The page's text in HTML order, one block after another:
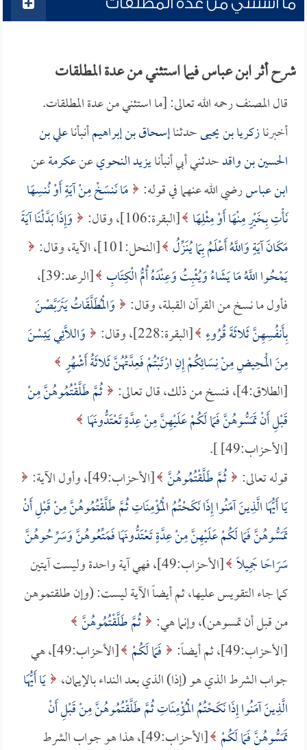
شرح أثر ابن عباس فيما استثني من عدة المطلقات
قال المصنف رحمه الله تعالى: [ما استثني من عدة المطلقات.
أخبرنازكريا بن يحيىحدثناإسحاق بن إبراهيمأنبأناعلي بن
الحسين بن واقدحدثني أبي أنبأنايزيد النحويعنعكرمةعن
ابن عباسرضي الله عنهما في قوله: مَا نَنسَخْ مِنْ آيَةٍ أَوْ نُنسِهَا
نَأْتِ بِخَيْرٍ مِنْهَا أَوْ مِثْلِهَا [البقرة:106]، وقال:
وَإِذَا بَدَّلْنَا آيَةً
مَكَانَ آيَةٍ وَاللَّهُ أَعْلَمُ بِمَا يُنَزِّلُ [النحل:101]، الآية، وقال:
يَمْحُوا اللَّهُ مَا يَشَاءُ وَيُثْبِتُ وَعِنْدَهُ أُمُّ الْكِتَابِ
[الرعد:39]،
فأول ما نسخ من القرآن القبلة، وقال:
وَالْمُطَلَّقَاتُ يَتَرَبَّصْنَ
بِأَنفُسِهِنَّ ثَلاثَةَ قُرُوءٍ [البقرة:228]، وقال:
وَاللَّائِي يَئِسْنَ
مِنَ الْمَحِيضِ مِنْ نِسَائِكُمْ إِنِ ارْتَبْتُمْ فَعِدَّتُهُنَّ ثَلاثَةُ أَشْهُرٍ
[الطلاق:4]، فنسخ من ذلك، قال تعالى:
ثُمَّ طَلَّقْتُمُوهُنَّ مِنْ
قَبْلِ أَنْ تَمَسُّوهُنَّ فَمَا لَكُمْ عَلَيْهِنَّ مِنْ عِدَّةٍ تَعْتَدُّونَهَا
[الأحزاب:49] ].
قوله تعالى: ثُمَّ طَلَّقْتُمُوهُنَّ [الأحزاب:49]، وأول الآية:
يَا أَيُّهَا الَّذِينَ آمَنُوا إِذَا نَكَحْتُمُ الْمُؤْمِنَاتِ ثُمَّ طَلَّقْتُمُوهُنَّ مِنْ قَبْلِ أَنْ
تَمَسُّوهُنَّ فَمَا لَكُمْ عَلَيْهِنَّ مِنْ عِدَّةٍ تَعْتَدُّونَهَا فَمَتِّعُوهُنَّ وَسَرِّحُوهُنَّ
سَرَاحًا جَمِيلًا
[الأحزاب:49]، فهي آية واحدة وليست آيتين
كما جاء التقويس عليها، ثم أيضاً الآية ليست: (وإن طلقتموهن
من قبل أن تمسوهن)، وإنما هي: ثُمَّ طَلَّقْتُمُوهُنَّ
[الأحزاب:49]، ثم أيضاً:
فَمَا لَكُمْ
[الأحزاب:49]، هي
جواب الشرط الذي هو (إذا) الذي بعد النداء بالإيمان، يَا أَيُّهَا
الَّذِينَ آمَنُوا إِذَا نَكَحْتُمُ الْمُؤْمِنَاتِ ثُمَّ طَلَّقْتُمُوهُنَّ مِنْ قَبْلِ أَنْ
تَمَسُّوهُنَّ فَمَا لَكُمْ
[الأحزاب:49]، هذا هو جواب الشرط